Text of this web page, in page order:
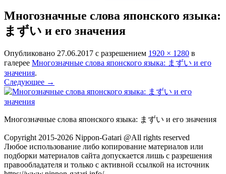
Многозначные слова японского языка:
まずい и его значения
Опубликовано 27.06.2017 с разрешением 1920 × 1280 в
галерее Многозначные слова японского языка: まずい и его
значения.
Следующее →
Многозначные слова японского языка: まずい и его значения
Copyright 2015-2026 Nippon-Gatari @All rights reserved
Любое использование либо копирование материалов или
подборки материалов сайта допускается лишь с разрешения
правообладателя и только с активной ссылкой на источник